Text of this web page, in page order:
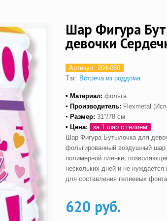
Шар Фигура
девочки
Артикул: 204-060
Тэг: Встреча из роддома
▪ Материал: фольга
▪ Производитель: Flexmetal
▪ Размер: 31″/78 см
▪ Цена:
за 1 шар с гелием
Шар Фигура Бутылочка для
фольгированный воздушный шар
полимерной пленки,
нескольких дней и не
для составления гелиевых
620 руб.